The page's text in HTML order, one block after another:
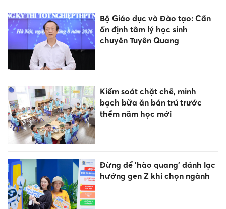
Bộ Giáo dục và Đào tạo: Cần
ổn định tâm lý học sinh
chuyên Tuyên Quang
Kiểm soát chặt chẽ, minh
bạch bữa ăn bán trú trước
thềm năm học mới
Đừng để 'hào quang' đánh lạc
hướng gen Z khi chọn ngành